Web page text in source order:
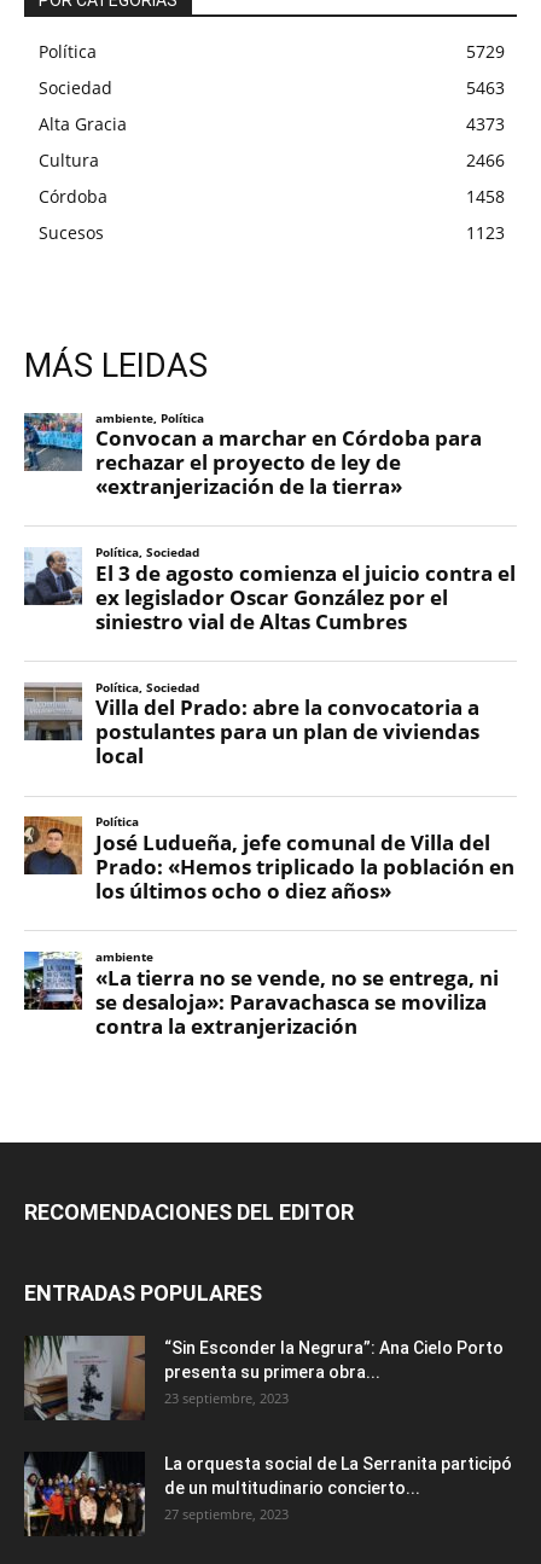
Política
5729
Sociedad
5463
Alta Gracia
4373
Cultura
2466
Córdoba
1458
Sucesos
1123
MÁS LEIDAS
RECOMENDACIONES DEL EDITOR
ENTRADAS POPULARES
“Sin Esconder la Negrura”: Ana Cielo Porto
presenta su primera obra...
23 septiembre, 2023
La orquesta social de La Serranita participó
de un multitudinario concierto...
27 septiembre, 2023